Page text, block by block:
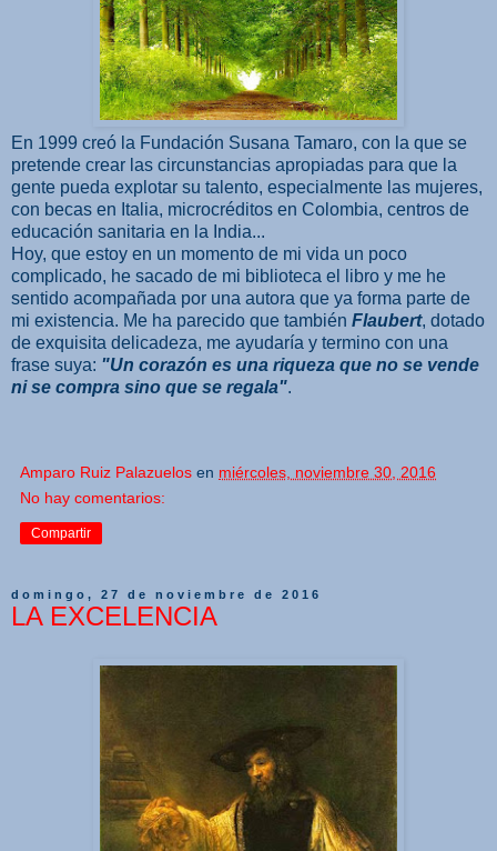
En 1999 creó la Fundación Susana Tamaro, con la que se
pretende crear las circunstancias apropiadas para que la
gente pueda explotar su talento, especialmente las mujeres,
con becas en Italia, microcréditos en Colombia, centros de
educación sanitaria en la India...
Hoy, que estoy en un momento de mi vida un poco
complicado, he sacado de mi biblioteca el libro y me he
sentido acompañada por una autora que ya forma parte de
mi existencia. Me ha parecido que también Flaubert, dotado
de exquisita delicadeza, me ayudaría y termino con una
frase suya: "Un corazón es una riqueza que no se vende
ni se compra sino que se regala".
Amparo Ruiz Palazuelos en miércoles, noviembre 30, 2016
No hay comentarios:
Compartir
domingo, 27 de noviembre de 2016
LA EXCELENCIA